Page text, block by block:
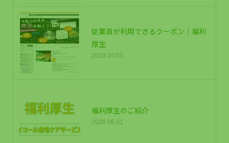
従業員が利用できるクーポン｜福利
厚生
2019.10.03
福利厚生のご紹介
2026.06.01